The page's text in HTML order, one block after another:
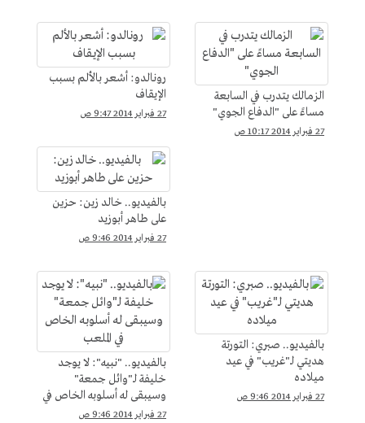
الزمالك يتدرب في السابعة
مساءً على "الدفاع الجوي"
27 فبراير 2014 10:17 ص
رونالدو: أشعر بالألم بسبب
الإيقاف
27 فبراير 2014 9:47 ص
بالفيديو.. خالد زين: حزين
على طاهر أبوزيد
27 فبراير 2014 9:46 ص
بالفيديو.. صبري: التورتة
هديتي لـ"غريب" في عيد
ميلاده
27 فبراير 2014 9:46 ص
بالفيديو.. "نبيه": لا يوجد
خليفة لـ"وائل جمعة"
وسيبقى له أسلوبه الخاص في
الملعب
27 فبراير 2014 9:46 ص